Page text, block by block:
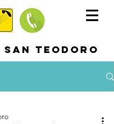
TEODORO